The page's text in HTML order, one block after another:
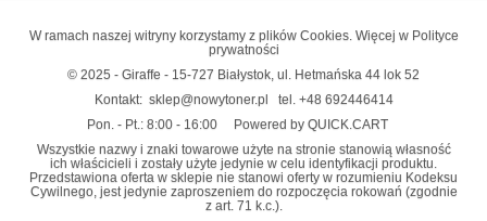
W ramach naszej witryny korzystamy z plików Cookies. Więcej w Polityce
prywatności
© 2025 - Giraffe - 15-727 Białystok, ul. Hetmańska 44 lok 52
Kontakt: sklep@nowytoner.pl tel. +48 692446414
Pon. - Pt.: 8:00 - 16:00
Powered by QUICK.CART
Wszystkie nazwy i znaki towarowe użyte na stronie stanowią własność
ich właścicieli i zostały użyte jedynie w celu identyfikacji produktu.
Przedstawiona oferta w sklepie nie stanowi oferty w rozumieniu Kodeksu
Cywilnego, jest jedynie zaproszeniem do rozpoczęcia rokowań (zgodnie
z art. 71 k.c.).